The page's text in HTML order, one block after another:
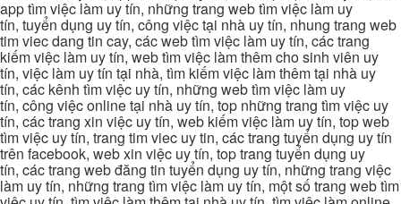
app tìm việc làm uy tín, những trang web tìm việc làm uy
tín, tuyển dụng uy tín, công việc tại nhà uy tín, nhung trang web
tim viec dang tin cay, các web tìm việc làm uy tín, các trang
kiếm việc làm uy tín, web tìm việc làm thêm cho sinh viên uy
tín, việc làm uy tín tại nhà, tìm kiếm việc làm thêm tại nhà uy
tín, các kênh tìm việc uy tín, những web tìm việc làm uy
tín, công việc online tại nhà uy tín, top những trang tìm việc uy
tín, các trang xin việc uy tín, web kiếm việc làm uy tín, top web
tìm việc uy tín, trang tim viec uy tin, các trang tuyển dụng uy tín
trên facebook, web xin việc uy tín, top trang tuyển dụng uy
tín, các trang web đăng tin tuyển dụng uy tín, những trang việc
làm uy tín, những trang tìm việc làm uy tín, một số trang web tìm